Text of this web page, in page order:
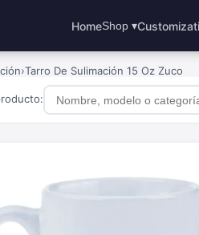
HomeShop ▾
›Tarro De Sulimación 15 Oz Zuco